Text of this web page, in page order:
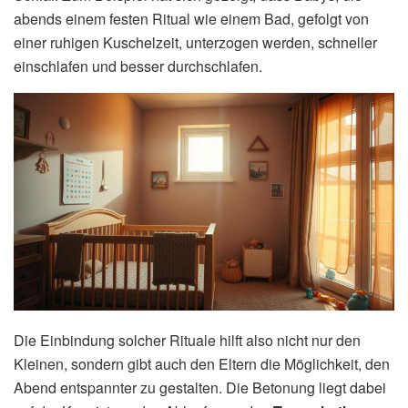
abends einem festen Ritual wie einem Bad, gefolgt von
einer ruhigen Kuschelzeit, unterzogen werden, schneller
einschlafen und besser durchschlafen.
Die Einbindung solcher Rituale hilft also nicht nur den
Kleinen, sondern gibt auch den Eltern die Möglichkeit, den
Abend entspannter zu gestalten. Die Betonung liegt dabei